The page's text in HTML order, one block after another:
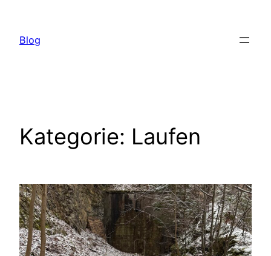
springen
Blog
Kategorie: Laufen